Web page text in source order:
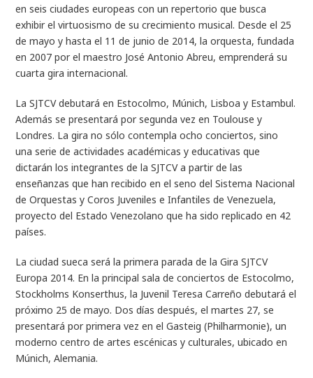
en seis ciudades europeas con un repertorio que busca
exhibir el virtuosismo de su crecimiento musical. Desde el 25
de mayo y hasta el 11 de junio de 2014, la orquesta, fundada
en 2007 por el maestro José Antonio Abreu, emprenderá su
cuarta gira internacional.
La SJTCV debutará en Estocolmo, Múnich, Lisboa y Estambul.
Además se presentará por segunda vez en Toulouse y
Londres. La gira no sólo contempla ocho conciertos, sino
una serie de actividades académicas y educativas que
dictarán los integrantes de la SJTCV a partir de las
enseñanzas que han recibido en el seno del Sistema Nacional
de Orquestas y Coros Juveniles e Infantiles de Venezuela,
proyecto del Estado Venezolano que ha sido replicado en 42
países.
La ciudad sueca será la primera parada de la Gira SJTCV
Europa 2014. En la principal sala de conciertos de Estocolmo,
Stockholms Konserthus, la Juvenil Teresa Carreño debutará el
próximo 25 de mayo. Dos días después, el martes 27, se
presentará por primera vez en el Gasteig (Philharmonie), un
moderno centro de artes escénicas y culturales, ubicado en
Múnich, Alemania.